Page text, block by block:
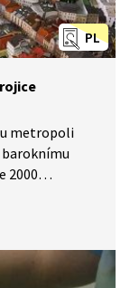
PL
metropoli
2000
je spolu
a barokními